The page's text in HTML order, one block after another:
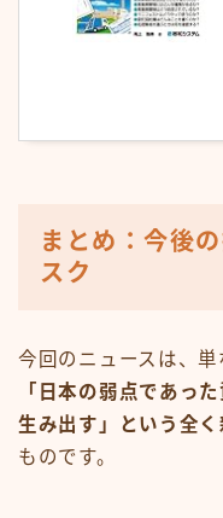
まとめ：今後
スク
今回のニュースは、単
「日本の弱点であっ
生み出す」という全
ものです。